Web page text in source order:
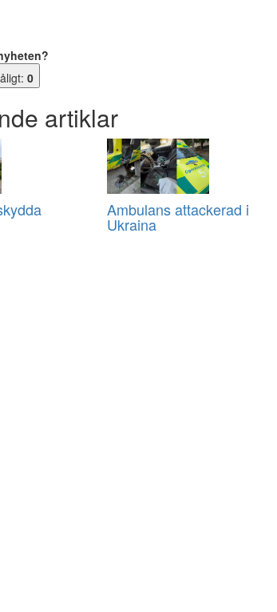
0
artiklar
Ambulans attackerad i
Ukraina